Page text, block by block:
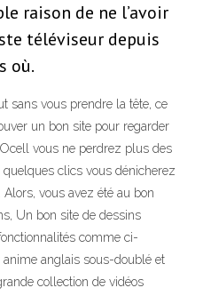
raison de ne l’avoir
téléviseur depuis
où.
sans vous prendre la tête, ce
un bon site pour regarder
vous ne perdrez plus des
quelques clics vous dénicherez
vous avez été au bon
Un bon site de dessins
comme ci-
anglais sous-doublé et
collection de vidéos